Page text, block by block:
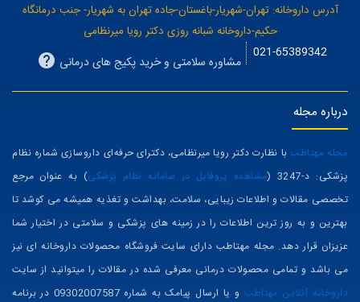
آدرس داروخانه: تهران-شهریار-باغستان-جاده تهران به شهریار- جنب درمانگاه
حکیم-داروخانه شبانه روزی دکتر رویا میرنظامی
021-65389342
مشاوره سلامتی و خرید پکیج های درمانی
درباره مجله
مجله مهتاطببا نظارت دکتر رویا میرنظامی، دکترای حرفه‌ای داروسازی شماره نظام
پزشکی: د-3247 (
مشاهده پروفایل در سامانه نظام پزشکی) به عنوان مرجع
تخصصی مقالات و اطلاعات زیبایی، سلامت، بهداشت و تغذیه همیشه می کوشد تا
بهترین و به روز ترین اطلاعات را در زمینه های پزشکی و سلامتی در اختیار شما
عزیزان قرار دهد. مجله مهتاطب دارای سایت فروشگاه محصولات داروخانه ای نیز
می باشد و تمامی محصولات درمانی معرفی شده در مقالات را میتوانید از سایت
داروخانه آنلاین مهتاطب
و یا ارسال پیامک به شماره 09302007587 در برنامه